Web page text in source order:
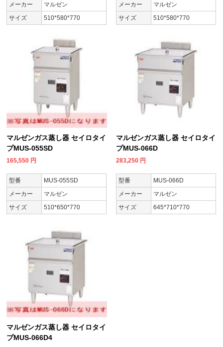
メーカー
マルゼン
サイズ
510*580*770
メーカー
マルゼン
サイズ
510*580*770
マルゼンガス蒸し器 セイロタイ
プMUS-055SD
165,550 円
型番
MUS-055SD
メーカー
マルゼン
サイズ
510*650*770
マルゼンガス蒸し器 セイロタイ
プMUS-066D
283,250 円
型番
MUS-066D
メーカー
マルゼン
サイズ
645*710*770
マルゼンガス蒸し器 セイロタイ
プMUS-066D4